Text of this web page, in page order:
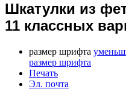
Шкатулки из
11 классных
размер шрифта
размер шрифта
Печать
Эл. почта